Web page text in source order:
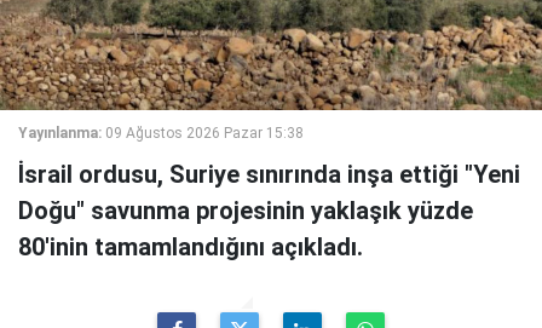
Yayınlanma: 09 Ağustos 2026 Pazar 15:38
İsrail ordusu, Suriye sınırında inşa ettiği "Yeni
Doğu" savunma projesinin yaklaşık yüzde
80'inin tamamlandığını açıkladı.